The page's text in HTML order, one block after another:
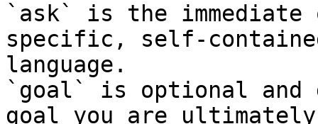
`ask` is the
specific, self-
language.
`goal` is optional and
goal you are